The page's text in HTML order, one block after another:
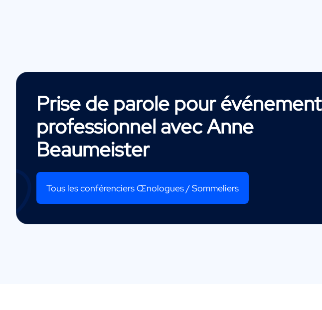
Prise de parole pour événement
professionnel avecAnne
Beaumeister
Tous les conférenciers Œnologues / Sommeliers